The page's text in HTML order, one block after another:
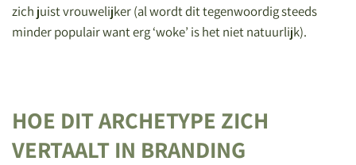
zich juist vrouwelijker (al wordt dit tegenwoordig steeds
minder populair want erg ‘woke’ is het niet natuurlijk).
HOE DIT ARCHETYPE ZICH
VERTAALT IN BRANDING